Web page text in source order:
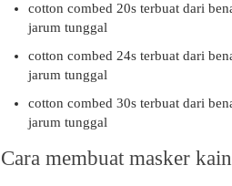
cotton combed 20s terbuat dari
jarum tunggal
cotton combed 24s terbuat dari
jarum tunggal
cotton combed 30s terbuat dari
jarum tunggal
Cara membuat masker